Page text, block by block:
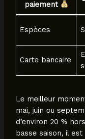
paiement
Espèces
Carte bancaire
Le meilleur
mai, juin ou
d’environ 20 %
basse saison, il